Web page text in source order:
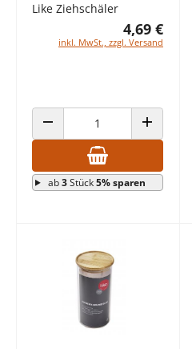
Like Ziehschäler
4,69 €
inkl. MwSt., zzgl. Versand
ANZAHL VERRINGERN ANZAHL
ab3Stück5% sparen